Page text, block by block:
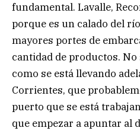
fundamental. Lavalle,
porque es un calado del
mayores portes de
cantidad de productos.
como se está llevando
Corrientes, que
puerto que se está
que empezar a apuntar al